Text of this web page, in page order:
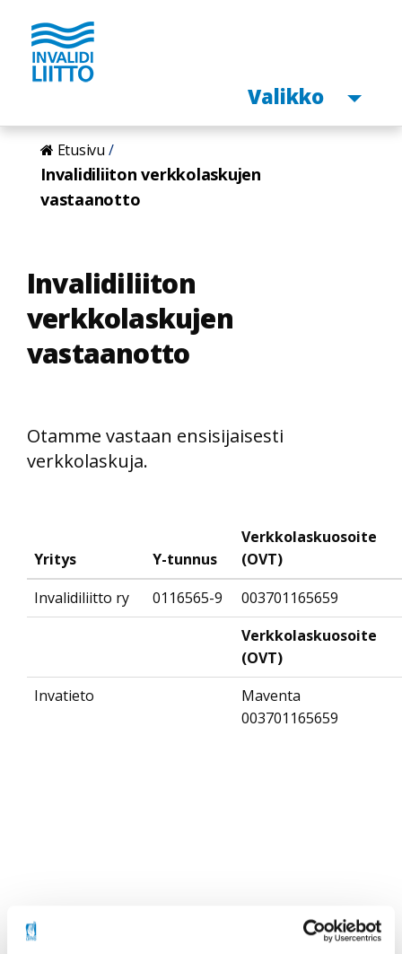
Hyppää
pääsisältöön
Avaa
Valikko
Etusivu
Invalidiliiton verkkolaskujen
vastaanotto
Invalidiliiton
verkkolaskujen
vastaanotto
Otamme vastaan ensisijaisesti
verkkolaskuja.
Yritys Y-tunnus
Verkkolaskuosoite
(OVT)
Invalidiliitto ry
0116565-9
003701165659
Verkkolaskuosoite
(OVT)
Invatieto
Maventa
003701165659
Jaa sosiaalisessa mediassa